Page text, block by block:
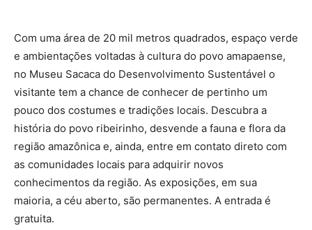
Com uma área de 20 mil metros quadrados, espaço verde
e ambientações voltadas à cultura do povo amapaense,
no Museu Sacaca do Desenvolvimento Sustentável o
visitante tem a chance de conhecer de pertinho um
pouco dos costumes e tradições locais. Descubra a
história do povo ribeirinho, desvende a fauna e flora da
região amazônica e, ainda, entre em contato direto com
as comunidades locais para adquirir novos
conhecimentos da região. As exposições, em sua
maioria, a céu aberto, são permanentes. A entrada é
gratuita.